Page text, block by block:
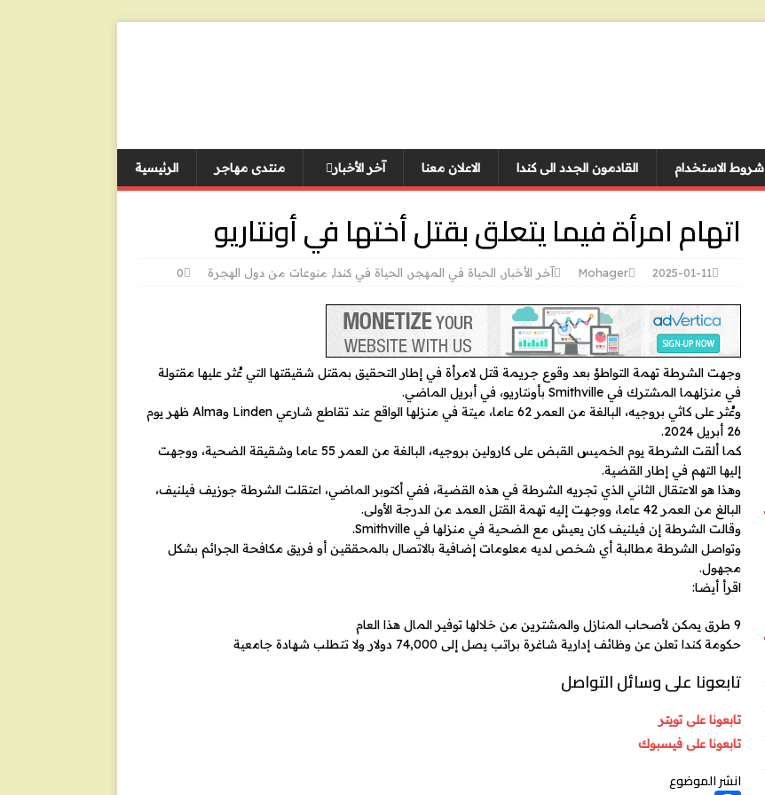
الرئيسية منتدى مهاجر آخر الأخبار الاعلان معنا القادمون الجدد الى كندا شروط الاستخدام
اتهام امرأة فيما يتعلق بقتل أختها في أونتاريو
2025-01-11
Mohager آخر الأخبار, الحياة في المهجر, الحياة في كندا, منوعات من دول الهجرة 0
وجهت الشرطة تهمة التواطؤ بعد وقوع جريمة قتل لامرأة في إطار التحقيق بمقتل شقيقتها التي عُثر عليها مقتولة
في منزلهما المشترك في Smithville بأونتاريو، في أبريل الماضي.
وعُثر على كاثي بروجيه، البالغة من العمر 62 عاما، ميتة في منزلها الواقع عند تقاطع شارعي Linden وAlma ظهر يوم
26 أبريل 2024.
كما ألقت الشرطة يوم الخميس القبض على كارولين بروجيه، البالغة من العمر 55 عاما وشقيقة الضحية، ووجهت
إليها التهم في إطار القضية.
وهذا هو الاعتقال الثاني الذي تجريه الشرطة في هذه القضية، ففي أكتوبر الماضي، اعتقلت الشرطة جوزيف فيلنيف،
البالغ من العمر 42 عاما، ووجهت إليه تهمة القتل العمد من الدرجة الأولى.
وقالت الشرطة إن فيلنيف كان يعيش مع الضحية في منزلها في Smithville.
وتواصل الشرطة مطالبة أي شخص لديه معلومات إضافية بالاتصال بالمحققين أو فريق مكافحة الجرائم بشكل
مجهول.
اقرأ أيضا:
9 طرق يمكن لأصحاب المنازل والمشترين من خلالها توفير المال هذا العام
حكومة كندا تعلن عن وظائف إدارية شاغرة براتب يصل إلى 74,000 دولار ولا تتطلب شهادة جامعية
تابعونا على وسائل التواصل
تابعونا على تويتر
تابعونا على فيسبوك
انشر الموضوع